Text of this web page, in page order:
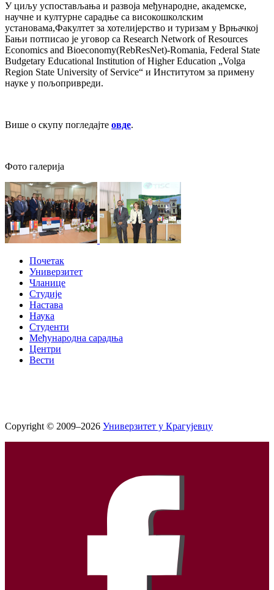
У циљу успостављања и развоја међународне, академске,
научне и културне сарадње са високошколским
установама,Факултет за хотелијерство и туризам у Врњачкој
Бањи потписао је уговор са Research Network of Resources
Economics and Bioeconomy(RebResNet)-Romania, Federal State
Budgetary Educational Institution of Higher Education „Volga
Region State University of Service“ и Институтом за примену
науке у пољопривреди.
Више о скупу погледајте овде.
Фото галерија
Почетак
Универзитет
Чланице
Студије
Настава
Наука
Студенти
Међународна сарадња
Центри
Вести
Copyright © 2009–2026 Универзитет у Крагујевцу